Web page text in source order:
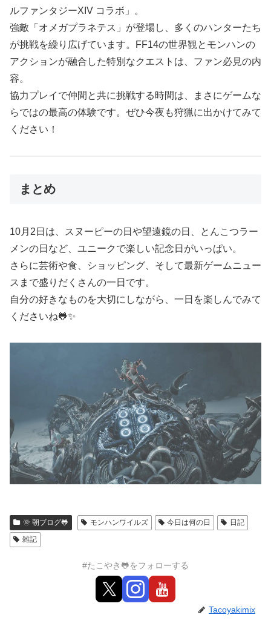
ルファンタジーXIV コラボ」。
強敵「オメガプラネテス」が登場し、多くのハンターたち
が挑戦を繰り広げています。FF14の世界観とモンハンの
アクションが融合した特別なクエストは、ファン必見の内
容。
協力プレイで仲間と共に挑戦する時間は、まさにゲームな
らではの最高の体験です。ぜひ今夜も狩猟に出かけてみて
ください！
まとめ
10月2日は、スヌーピーの日や望遠鏡の日、とんこつラー
メンの日など、ユニークで楽しい記念日がいっぱい。
さらに芸術や食、ショッピング、そして最新ゲームニュー
スまで盛りだくさんの一日です。
自分の好きなものを大切にしながら、一日を楽しんでみて
くださいね🐸✨
🌞 朝ブログ🐸 モンハンワイルズ 今日は何の日
日記
雑記
#たこやき🐸をフォローする
Tacoyakimix